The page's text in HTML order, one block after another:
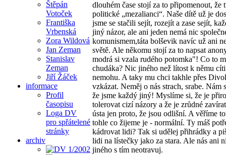
Štěpán
Votoček
Františka
Vrbenská
Zora Wildová
Jan Zeman
Stanislav
Zeman
Jiří Žáček
informace
Profil
časopisu
Loga DV
pro spřátelené
stránky
archiv
dlouhém čase stojí za to připomenout, že
politické „mezalianci“. Naše dítě už je
jsme se stačili sejít, rozejít a zase sejít,
jiný názor, ale ani jeden nemá nic
komunismem,táta bolševik navíc už ani
světě. Ale někomu stojí za to napsat
modrá si vzala rudého potomka"! Co to
chudáka? Nic jiného než lítost k němu
nemohu. A taky mu chci takhle přes
vzkázat. Neměj o nás strach, srabe. Nám
že jsme každý jiný! Myslíme si, že je
tolerovat cizí názory a že je zrůdné
ústa jen proto, že jsou odlišní. A věříme
tohle co žijeme je - normální. Ty máš
kádrovat lidi? Tak si udělej přihrádky a
lidi na lístečky jako za stara. Ale nás ani
jiného s tím neotravuj.